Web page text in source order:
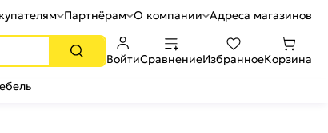
Партнёрам О компании Адреса магазинов
ВойтиСравнениеИзбранноеКорзина